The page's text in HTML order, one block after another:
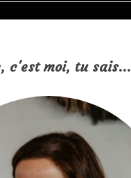
c'est moi, tu sais...